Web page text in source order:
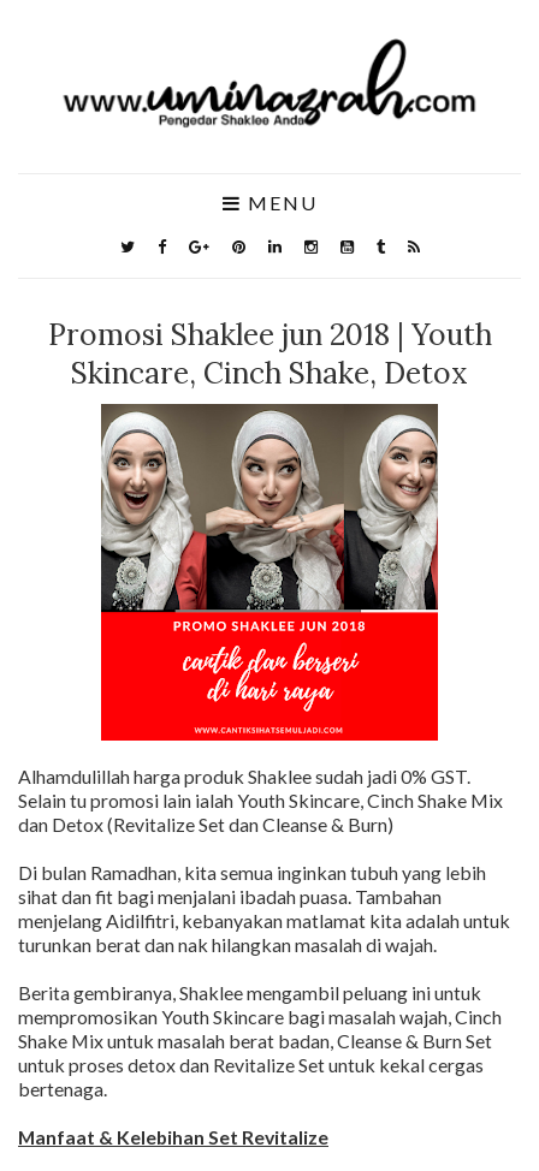
MENU
Promosi Shaklee jun 2018 | Youth
Skincare, Cinch Shake, Detox
Alhamdulillah harga produk Shaklee sudah jadi 0% GST.
Selain tu promosi lain ialah Youth Skincare, Cinch Shake Mix
dan Detox (Revitalize Set dan Cleanse & Burn)
Di bulan Ramadhan, kita semua inginkan tubuh yang lebih
sihat dan fit bagi menjalani ibadah puasa. Tambahan
menjelang Aidilfitri, kebanyakan matlamat kita adalah untuk
turunkan berat dan nak hilangkan masalah di wajah.
Berita gembiranya, Shaklee mengambil peluang ini untuk
mempromosikan Youth Skincare bagi masalah wajah, Cinch
Shake Mix untuk masalah berat badan, Cleanse & Burn Set
untuk proses detox dan Revitalize Set untuk kekal cergas
bertenaga.
Manfaat & Kelebihan Set Revitalize